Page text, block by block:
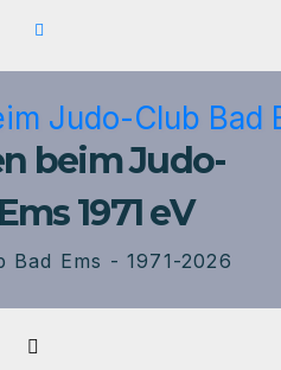
beim Judo-
1971 eV
Ems - 1971-2026